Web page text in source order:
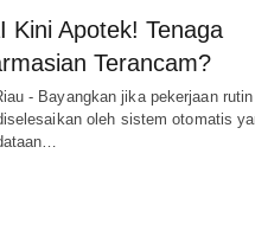
Kini Apotek! Tenaga
Terancam?
- Bayangkan jika pekerjaan rutin
oleh sistem otomatis